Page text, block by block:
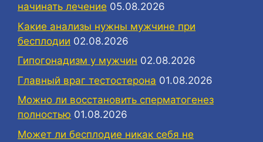
начинать лечение 05.08.2026
Какие анализы нужны мужчине при
бесплодии 02.08.2026
Гипогонадизм у мужчин 02.08.2026
Главный враг тестостерона 01.08.2026
Можно ли восстановить сперматогенез
полностью 01.08.2026
Может ли бесплодие никак себя не